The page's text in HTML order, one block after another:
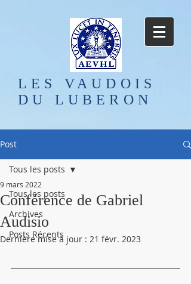
LES VAUDOIS
DU LUBERON
Post
Tous les posts
Archives
Posts Récents
Tous les posts
Conférence de Gabriel
Audisio
9 mars 2022
Dernière mise à jour : 21 févr. 2023